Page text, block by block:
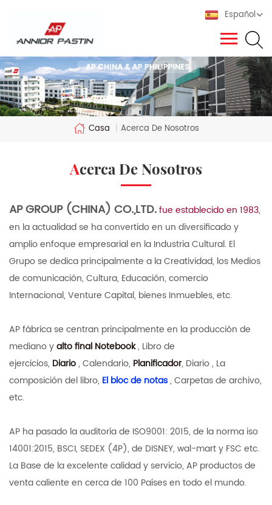
Español
Casa | Acerca De Nosotros
Acerca De Nosotros
AP GROUP (CHINA) CO.,LTD.fue establecido en 1983,
en la actualidad se ha convertido en un diversificado y
amplio enfoque empresarial en la Industria Cultural. El
Grupo se dedica principalmente a la Creatividad, los Medios
de comunicación, Cultura, Educación, comercio
Internacional, Venture Capital, bienes Inmuebles, etc.
AP fábrica se centran principalmente en la producción de
mediano yalto final Notebook, Libro de
ejercicios, Diario, Calendario, Planificador, Diario , La
composición del libro, El bloc de notas, Carpetas de archivo,
etc.
AP ha pasado la auditoría de ISO9001: 2015, de la norma iso
14001:2015, BSCI, SEDEX (4P), de DISNEY, wal-mart y FSC etc.
La Base de la excelente calidad y servicio, AP productos de
venta caliente en cerca de 100 Países en todo el mundo.